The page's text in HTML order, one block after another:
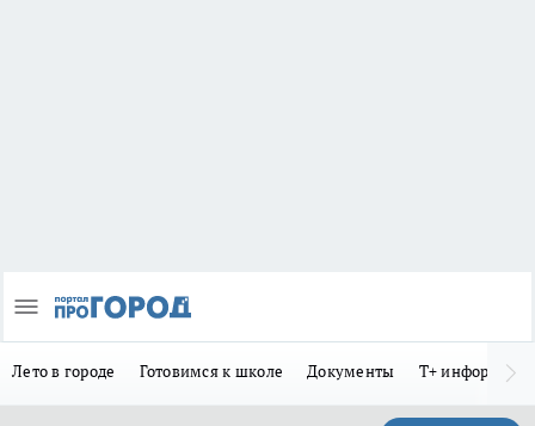
Лето в городе Готовимся к школе Документы Т+